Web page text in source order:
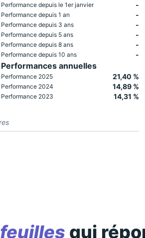
Performance depuis le 1er janvier -
Performance depuis 1 an -
Performance depuis 3 ans -
Performance depuis 5 ans -
Performance depuis 8 ans -
Performance depuis 10 ans -
Performances annuelles
Performance 2025 21,40 %
Performance 2024 14,89 %
Performance 2023 14,31 %
qui